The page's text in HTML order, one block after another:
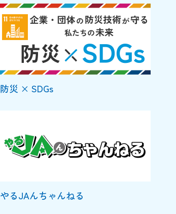
防災 × SDGs
やるJAんちゃんねる